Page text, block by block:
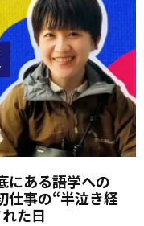
にある語学への
仕事の“半泣き経
た日